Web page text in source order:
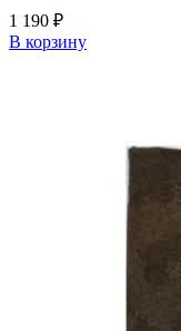
1 190 ₽
В корзину